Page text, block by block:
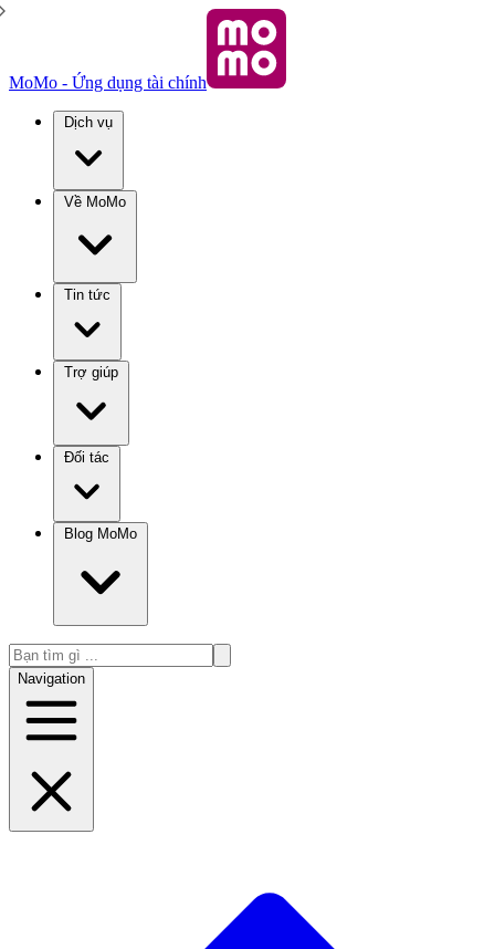
MoMo - Ứng dụng tài chính
Dịch vụ
Về MoMo
Tin tức
Trợ giúp
Đối tác
Blog MoMo
Navigation